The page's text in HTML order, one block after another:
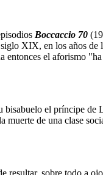
Boccaccio 70
XIX, en los años
el aforismo
el príncipe de
de una clase
sobre todo a